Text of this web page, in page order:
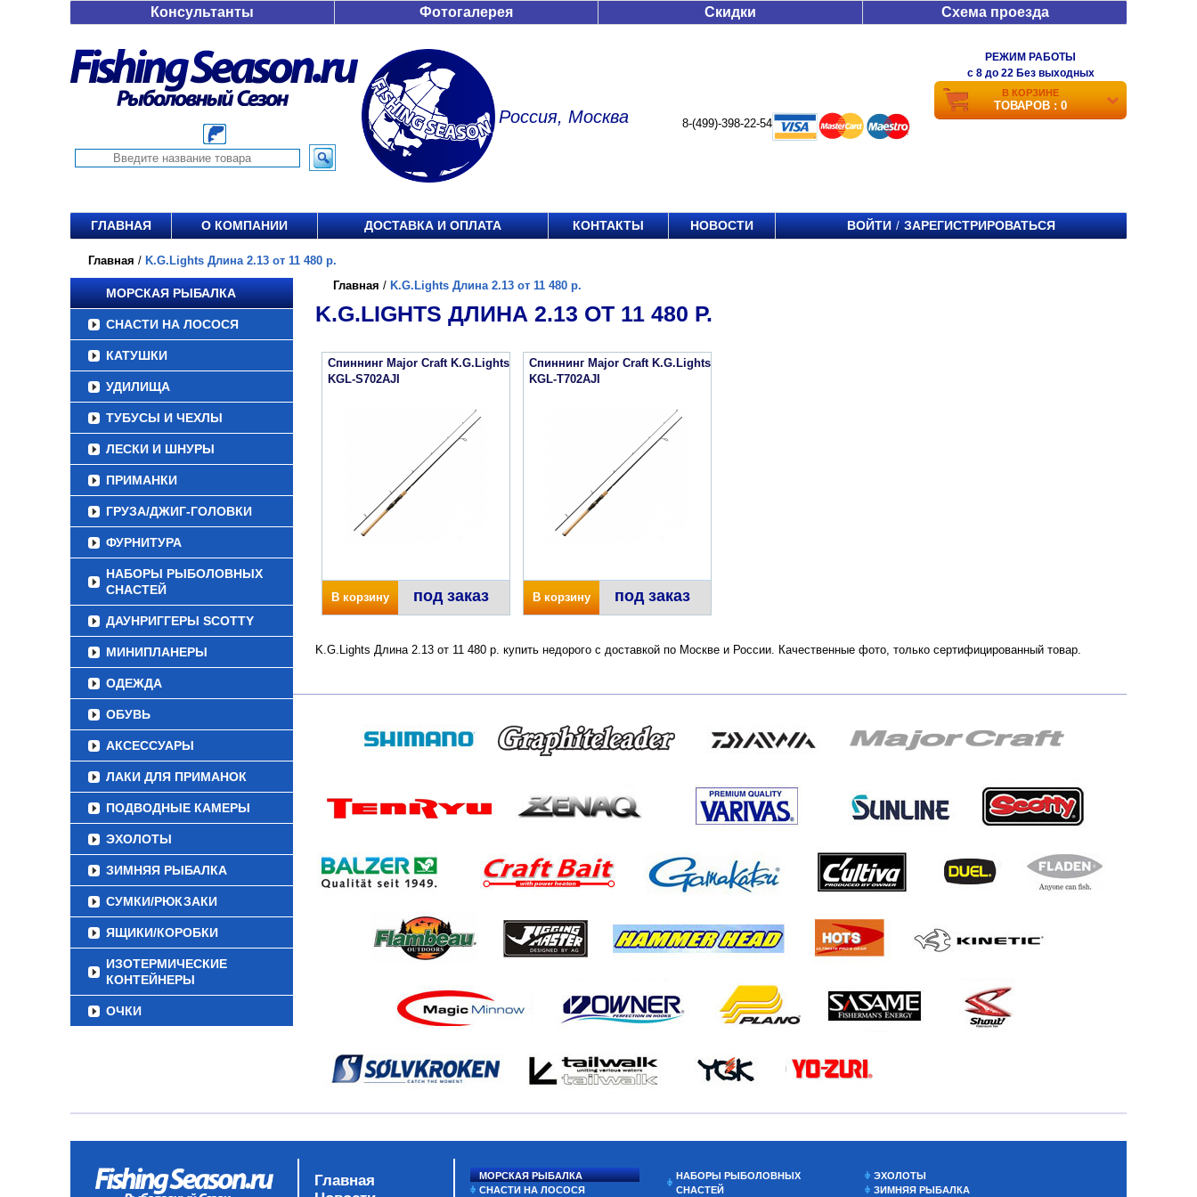
Консультанты Фотогалерея Скидки Схема проезда
Россия, Москва 8-(499)-398-22-54
РЕЖИМ РАБОТЫ
c 8 до 22 Без выходных
В КОРЗИНЕ
ТОВАРОВ : 0
ГЛАВНАЯ О КОМПАНИИ ДОСТАВКА И ОПЛАТА КОНТАКТЫ НОВОСТИ ВОЙТИ / ЗАРЕГИСТРИРОВАТЬСЯ
Главная / K.G.Lights Длина 2.13 от 11 480 р.
МОРСКАЯ РЫБАЛКА
СНАСТИ НА ЛОСОСЯ
КАТУШКИ
УДИЛИЩА
ТУБУСЫ И ЧЕХЛЫ
ЛЕСКИ И ШНУРЫ
ПРИМАНКИ
ГРУЗА/ДЖИГ-ГОЛОВКИ
ФУРНИТУРА
НАБОРЫ РЫБОЛОВНЫХ
СНАСТЕЙ
ДАУНРИГГЕРЫ SCOTTY
МИНИПЛАНЕРЫ
ОДЕЖДА
ОБУВЬ
АКСЕССУАРЫ
ЛАКИ ДЛЯ ПРИМАНОК
ПОДВОДНЫЕ КАМЕРЫ
ЭХОЛОТЫ
ЗИМНЯЯ РЫБАЛКА
СУМКИ/РЮКЗАКИ
ЯЩИКИ/КОРОБКИ
ИЗОТЕРМИЧЕСКИЕ
КОНТЕЙНЕРЫ
ОЧКИ
Главная / K.G.Lights Длина 2.13 от 11 480 р.
K.G.LIGHTS ДЛИНА 2.13 ОТ 11 480 Р.
Спиннинг Major Craft K.G.Lights
KGL-S702AJI
В корзину под заказ
Спиннинг Major Craft K.G.Lights
KGL-T702AJI
В корзину под заказ
K.G.Lights Длина 2.13 от 11 480 р. купить недорого с доставкой по Москве и России. Качественные фото, только сертифицированный товар.
Главная
МОРСКАЯ РЫБАЛКА
СНАСТИ НА ЛОСОСЯ
НАБОРЫ РЫБОЛОВНЫХ
СНАСТЕЙ
ЭХОЛОТЫ
ЗИМНЯЯ РЫБАЛКА